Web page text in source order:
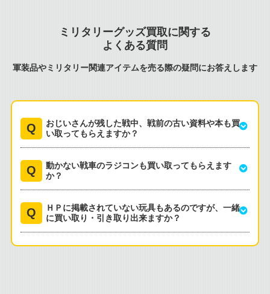
ミリタリーグッズ買取に関する
よくある質問
軍装品やミリタリー関連アイテムを売る際の疑問にお答えします
おじいさんが残した戦中、戦前の古い資料や本も買
い取ってもらえますか？
動かない戦車のラジコンも買い取ってもらえます
か？
ＨＰに掲載されていない玩具もあるのですが、一緒
に買い取り・引き取り出来ますか？